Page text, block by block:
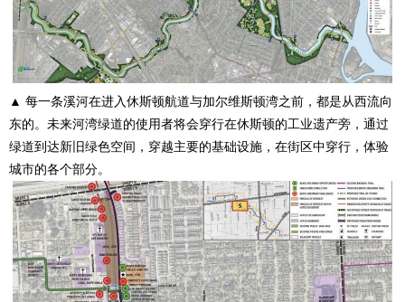
▲ 每一条溪河在进入休斯顿航道与加尔维斯顿湾之前，都是从西流向
东的。未来河湾绿道的使用者将会穿行在休斯顿的工业遗产旁，通过
绿道到达新旧绿色空间，穿越主要的基础设施，在街区中穿行，体验
城市的各个部分。